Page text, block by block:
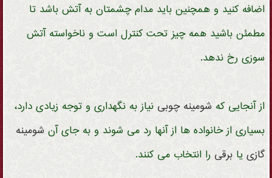
اضافه کنید و همچنین باید مدام چشمتان به آتش باشد تا
مطمئن باشید همه چیز تحت کنترل است و ناخواسته آتش
سوزی رخ ندهد.
از آنجایی که شومینه چوبی نیاز به نگهداری و توجه زیادی دارد،
بسیاری از خانواده ها از آنها رد می شوند و به جای آن شومینه
گازییا برقی را انتخاب می کنند.